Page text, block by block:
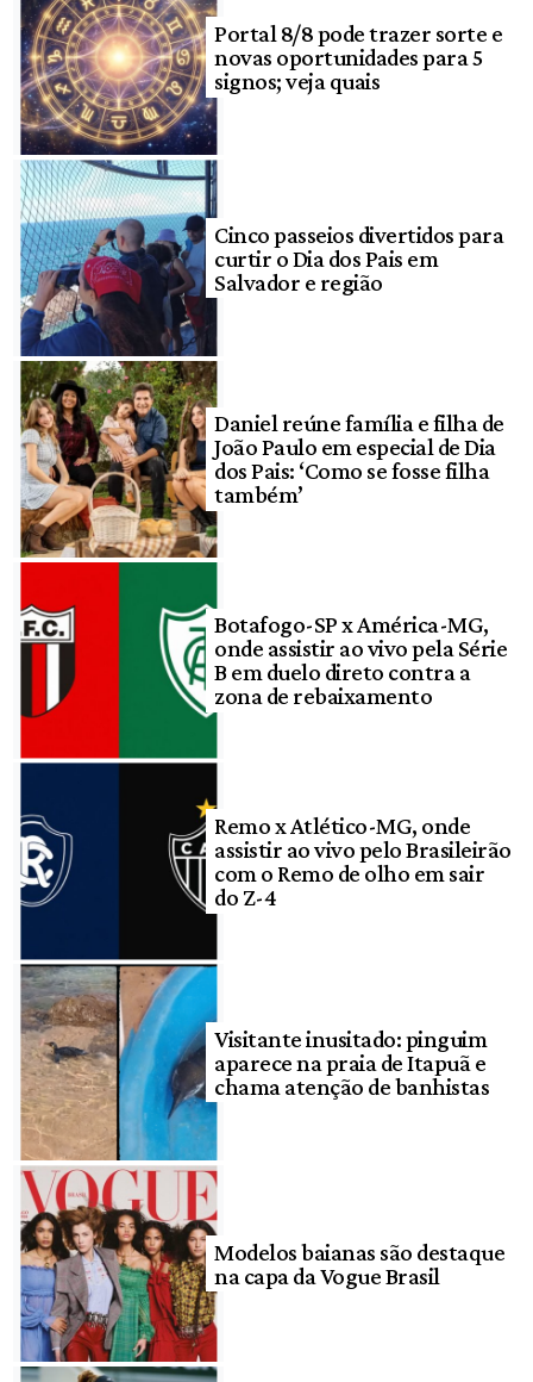
Portal 8/8 pode trazer sorte e
novas oportunidades para 5
signos; veja quais
Cinco passeios divertidos para
curtir o Dia dos Pais em
Salvador e região
Daniel reúne família e filha de
João Paulo em especial de Dia
dos Pais: ‘Como se fosse filha
também’
Botafogo-SP x América-MG,
onde assistir ao vivo pela Série
B em duelo direto contra a
zona de rebaixamento
Remo x Atlético-MG, onde
assistir ao vivo pelo Brasileirão
com o Remo de olho em sair
do Z-4
Visitante inusitado: pinguim
aparece na praia de Itapuã e
chama atenção de banhistas
Modelos baianas são destaque
na capa da Vogue Brasil